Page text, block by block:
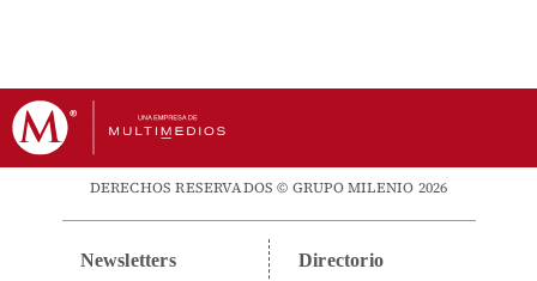
DERECHOS RESERVADOS © GRUPO MILENIO 2026
Newsletters Directorio